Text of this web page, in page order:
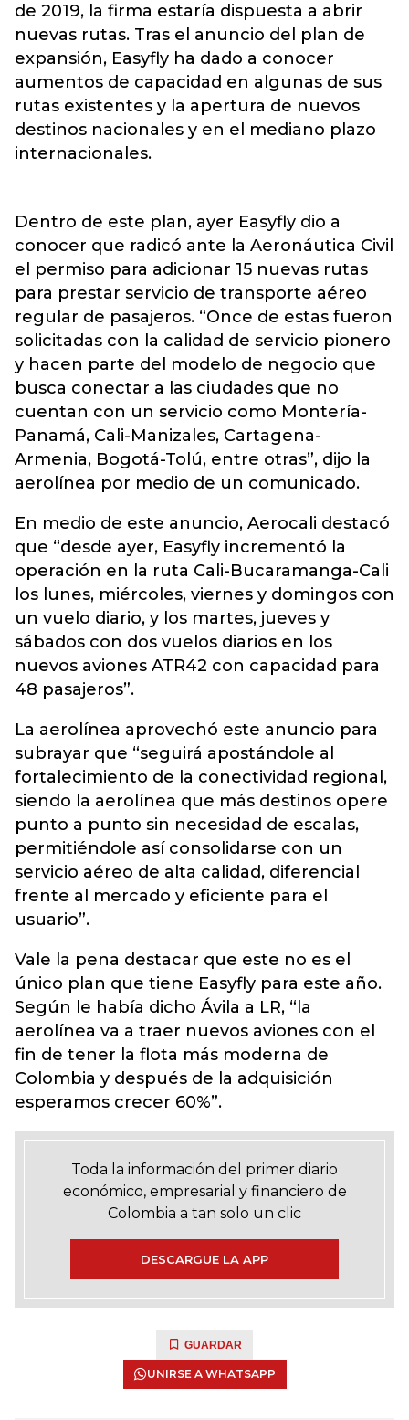
de 2019, la firma estaría dispuesta a abrir
nuevas rutas. Tras el anuncio del plan de
expansión, Easyfly ha dado a conocer
aumentos de capacidad en algunas de sus
rutas existentes y la apertura de nuevos
destinos nacionales y en el mediano plazo
internacionales.
Dentro de este plan, ayer Easyfly dio a
conocer que radicó ante la Aeronáutica Civil
el permiso para adicionar 15 nuevas rutas
para prestar servicio de transporte aéreo
regular de pasajeros. “Once de estas fueron
solicitadas con la calidad de servicio pionero
y hacen parte del modelo de negocio que
busca conectar a las ciudades que no
cuentan con un servicio como Montería-
Panamá, Cali-Manizales, Cartagena-
Armenia, Bogotá-Tolú, entre otras”, dijo la
aerolínea por medio de un comunicado.
En medio de este anuncio, Aerocali destacó
que “desde ayer, Easyfly incrementó la
operación en la ruta Cali-Bucaramanga-Cali
los lunes, miércoles, viernes y domingos con
un vuelo diario, y los martes, jueves y
sábados con dos vuelos diarios en los
nuevos aviones ATR42 con capacidad para
48 pasajeros”.
La aerolínea aprovechó este anuncio para
subrayar que “seguirá apostándole al
fortalecimiento de la conectividad regional,
siendo la aerolínea que más destinos opere
punto a punto sin necesidad de escalas,
permitiéndole así consolidarse con un
servicio aéreo de alta calidad, diferencial
frente al mercado y eficiente para el
usuario”.
Vale la pena destacar que este no es el
único plan que tiene Easyfly para este año.
Según le había dicho Ávila a LR, “la
aerolínea va a traer nuevos aviones con el
fin de tener la flota más moderna de
Colombia y después de la adquisición
esperamos crecer 60%”.
Toda la información del primer diario
económico, empresarial y financiero de
Colombia a tan solo un clic
DESCARGUE LA APP
GUARDAR
UNIRSE A WHATSAPP